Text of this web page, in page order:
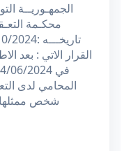
الجمهـوريــة
القرار الاتي : بعد
المحامي لدى
شخص ممثلها